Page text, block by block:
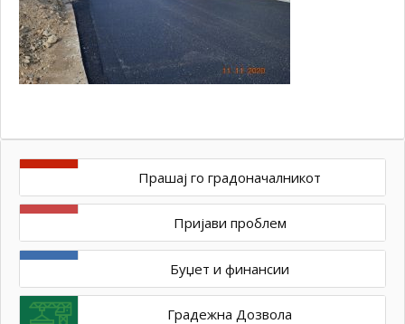
Прашај го градоначалникот
Пријави проблем
Буџет и финансии
Градежна Дозвола